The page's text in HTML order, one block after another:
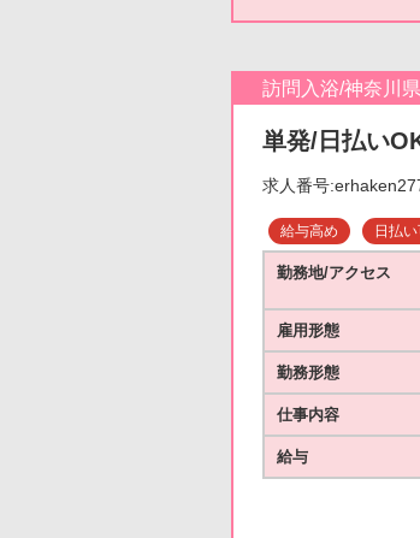
訪問入浴/神奈川
単発/日払い
求人番号
給与高め 日払い
勤務地/アクセス
雇用形態
勤務形態
仕事内容
給与